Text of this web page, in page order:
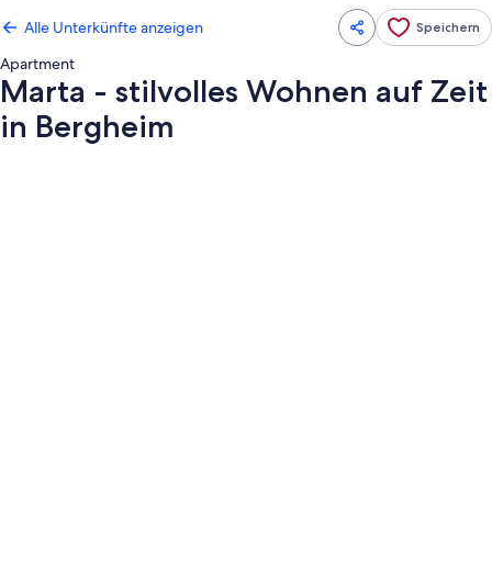
Alle Unterkünfte anzeigen Speichern
Apartment
Marta - stilvolles Wohnen auf Zeit
in Bergheim